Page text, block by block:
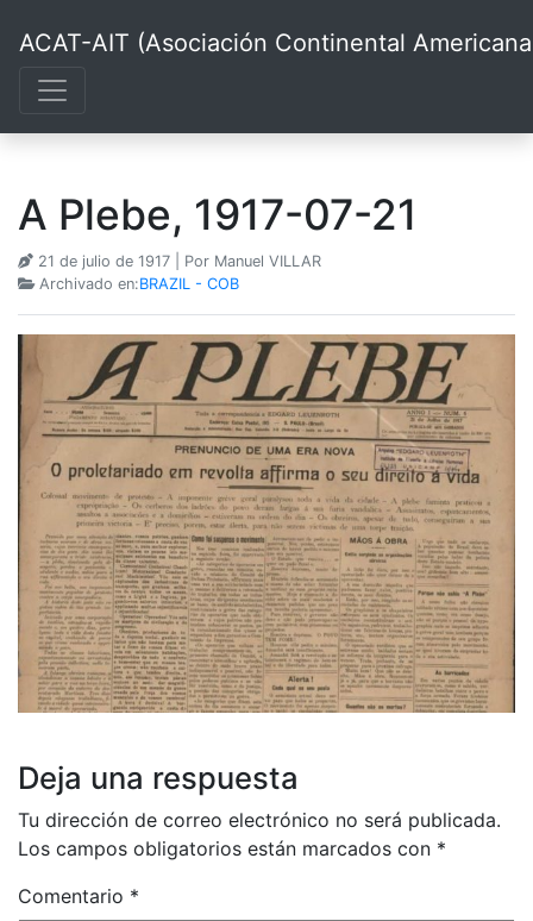
ACAT-AIT (Asociación Continental
A Plebe, 1917-07-21
21 de julio de 1917
| Por Manuel VILLAR
Archivado en:BRAZIL - COB
Deja una respuesta
Tu dirección de correo electrónico no será publicada.
Los campos obligatorios están marcados con *
Comentario *